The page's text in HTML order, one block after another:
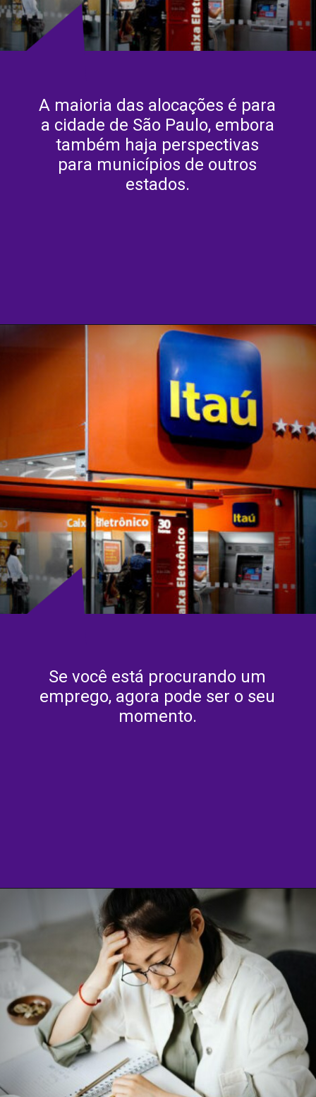
A maioria das alocações é para
a cidade de São Paulo, embora
também haja perspectivas
para municípios de outros
estados.
Se você está procurando um
emprego, agora pode ser o seu
momento.